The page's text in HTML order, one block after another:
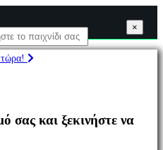
×
σας και ξεκινήστε να
×
×